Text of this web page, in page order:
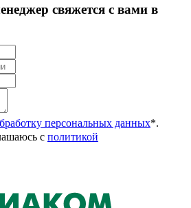
свяжется с вами в
персональных данных*.
с политикой